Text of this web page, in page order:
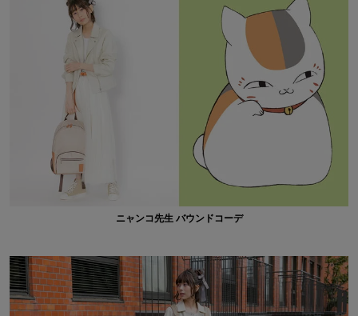
ニャンコ先生 バウンドコーデ